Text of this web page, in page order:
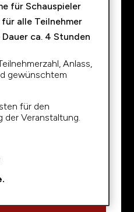
für Schauspieler
alle Teilnehmer
ca. 4 Stunden
Anlass,
gewünschtem
für den
der Veranstaltung.